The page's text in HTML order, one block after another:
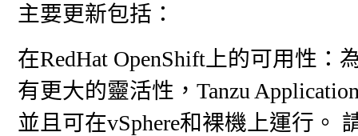
主要更新包括：
在RedHat OpenShift上的可用性：
有更大的靈活性，Tanzu
並且可在vSphere和裸機上運行。